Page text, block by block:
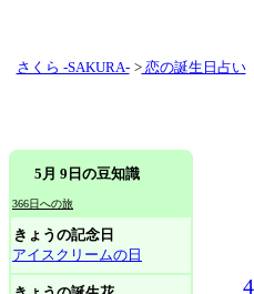
さくら -SAKURA- >恋の誕生日占い
5月 9日の豆知識
366日への旅
きょうの記念日
アイスクリームの日